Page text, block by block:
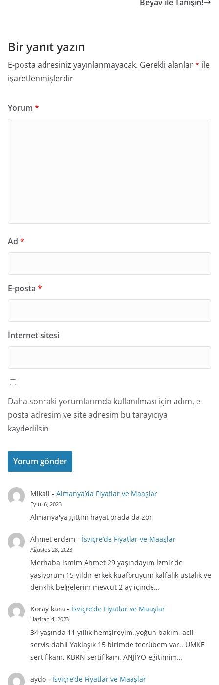
Beyav ile Tanışın!
Bir yanıt yazın
E-posta adresiniz yayınlanmayacak. Gerekli alanlar* ile
işaretlenmişlerdir
Yorum *
Ad *
E-posta *
İnternet sitesi
Daha sonraki yorumlarımda kullanılması için adım, e-
posta adresim ve site adresim bu tarayıcıya
kaydedilsin.
Mikail - Almanya’da Fiyatlar ve Maaşlar
Eylül 6, 2023
Almanya'ya gittim hayat orada da zor
Ahmet erdem - İsviçre’de Fiyatlar ve Maaşlar
Ağustos 28, 2023
Merhaba ismim Ahmet 29 yaşındayım İzmir'de
yasiyorum 15 yıldır erkek kuaföruyum kalfalık ustalık ve
denklik belgelerim mevcut 2 ay içinde…
Koray kara - İsviçre’de Fiyatlar ve Maaşlar
Haziran 4, 2023
34 yaşında 11 yıllık hemşireyim..yoğun bakım, acil
servis dahil Yaklaşık 15 birimde tecrübem var.. UMKE
sertifikam, KBRN sertifikam. ANJİYO eğitimim…
aydo- İsviçre’de Fiyatlar ve Maaşlar